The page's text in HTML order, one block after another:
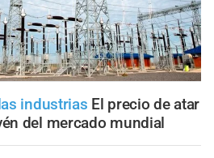
industrias El precio de atar
del mercado mundial